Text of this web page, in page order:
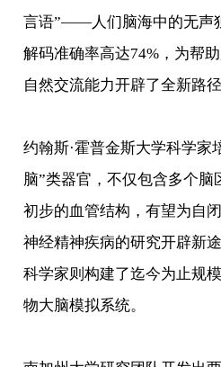
言语”——人们脑海中的无声
解码准确率高达74%，为帮
自然交流能力开辟了全新路径
约翰斯·霍普金斯大学科学家
脑”类器官，不仅包含多个
初步的血管结构，有望为自
神经精神疾病的研究开辟新
科学家则构建了迄今为止规
物大脑模拟系统。